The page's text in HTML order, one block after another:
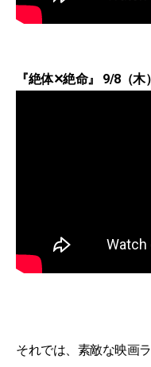
『絶体✕絶命』 9/8（木
それでは、素敵な映画